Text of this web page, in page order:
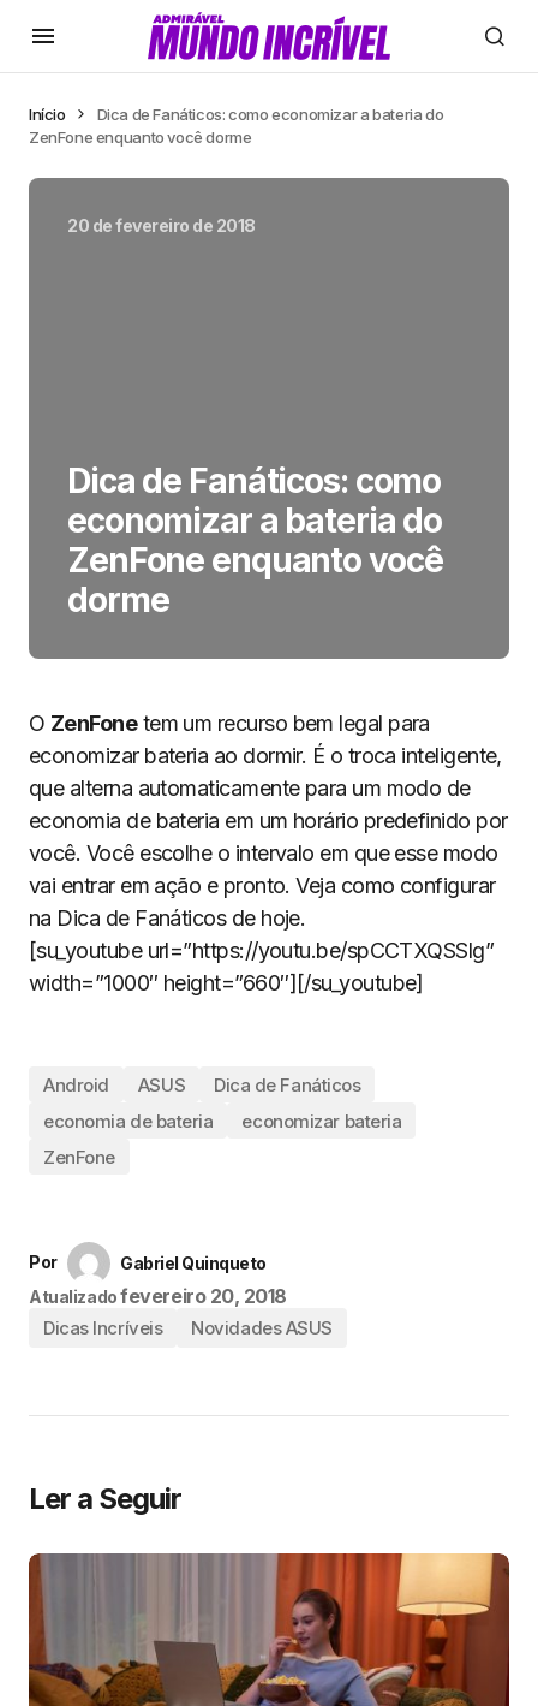
Início
Dica de Fanáticos: como economizar a bateria do
ZenFone enquanto você dorme
20 de fevereiro de 2018
Dica de Fanáticos: como
economizar a bateria do
ZenFone enquanto você
dorme
O ZenFonetem um recurso bem legal para
economizar bateria ao dormir. É o troca inteligente,
que alterna automaticamente para um modo de
economia de bateria em um horário predefinido por
você. Você escolhe o intervalo em que esse modo
vai entrar em ação e pronto. Veja como configurar
na Dica de Fanáticos de hoje.
[su_youtube url=”https://youtu.be/spCCTXQSSlg”
width=”1000″ height=”660″][/su_youtube]
Android ASUS
Dica de Fanáticos
economia de bateria
economizar bateria
ZenFone
Por
Gabriel Quinqueto
Atualizado fevereiro 20, 2018
Dicas Incríveis Novidades ASUS
Ler a Seguir